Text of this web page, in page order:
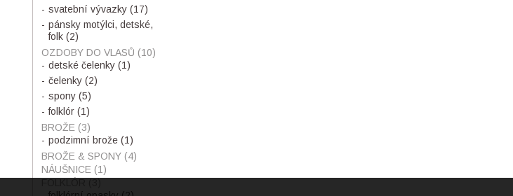
svatební vývazky (17)
pánsky motýlci, detské,
folk (2)
OZDOBY DO VLASŮ (10)
detské čelenky (1)
čelenky (2)
spony (5)
folklór (1)
BROŽE (3)
podzimní brože (1)
BROŽE & SPONY (4)
NÁUŠNICE (1)